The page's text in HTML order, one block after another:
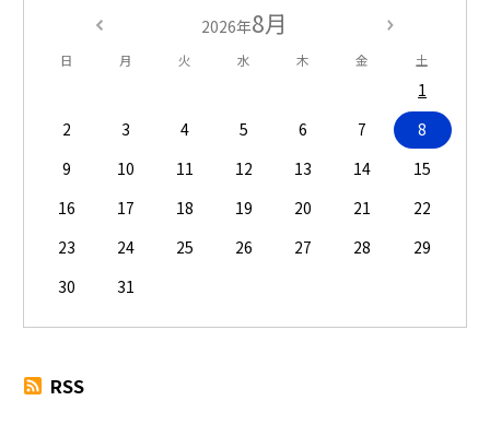
2026年8月
日 月 火 水 木 金 土
1
2
3 4 5 6 7
8
9
10 11 12 13 14
15
16
17 18 19 20 21
22
23
24 25 26 27 28
29
30
31
RSS